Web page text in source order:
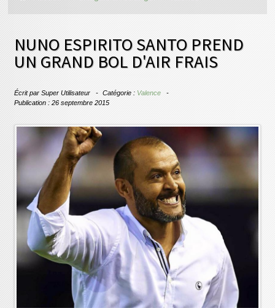
NUNO ESPIRITO SANTO PREND
UN GRAND BOL D'AIR FRAIS
Écrit parSuper Utilisateur Catégorie : Valence
Publication : 26 septembre 2015